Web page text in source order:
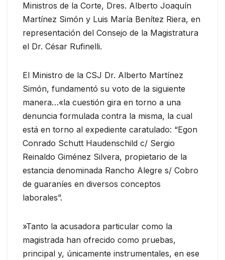
Ministros de la Corte, Dres. Alberto Joaquín
Martínez Simón y Luis María Benítez Riera, en
representación del Consejo de la Magistratura
el Dr. César Rufinelli.
El Ministro de la CSJ Dr. Alberto Martínez
Simón, fundamentó su voto de la siguiente
manera…«la cuestión gira en torno a una
denuncia formulada contra la misma, la cual
está en torno al expediente caratulado: “Egon
Conrado Schutt Haudenschild c/ Sergio
Reinaldo Giménez Silvera, propietario de la
estancia denominada Rancho Alegre s/ Cobro
de guaraníes en diversos conceptos
laborales”.
»Tanto la acusadora particular como la
magistrada han ofrecido como pruebas,
principal y, únicamente instrumentales, en ese